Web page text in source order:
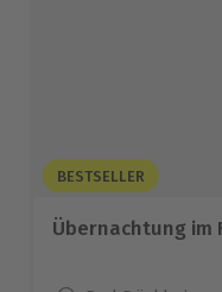
BESTSELLER
Übernachtung im